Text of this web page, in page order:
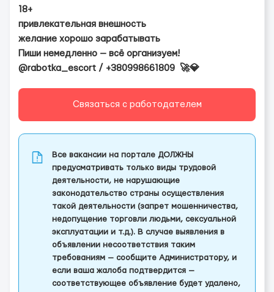
18+
привлекательная внешность
желание хорошо зарабатывать
Пиши немедленно — всё организуем!
@rabotka_escort / +380998661809 🚀💎
Связаться с работодателем
Все вакансии на портале ДОЛЖНЫ
предусматривать только виды трудовой
деятельности, не нарушающие
законодательство страны осуществления
такой деятельности (запрет мошенничества,
недопущение торговли людьми, сексуальной
эксплуатации и т.д.). В случае выявления в
объявлении несоответствия таким
требованиям — сообщите Администратору, и
если ваша жалоба подтвердится —
соответствующее объявление будет удалено,